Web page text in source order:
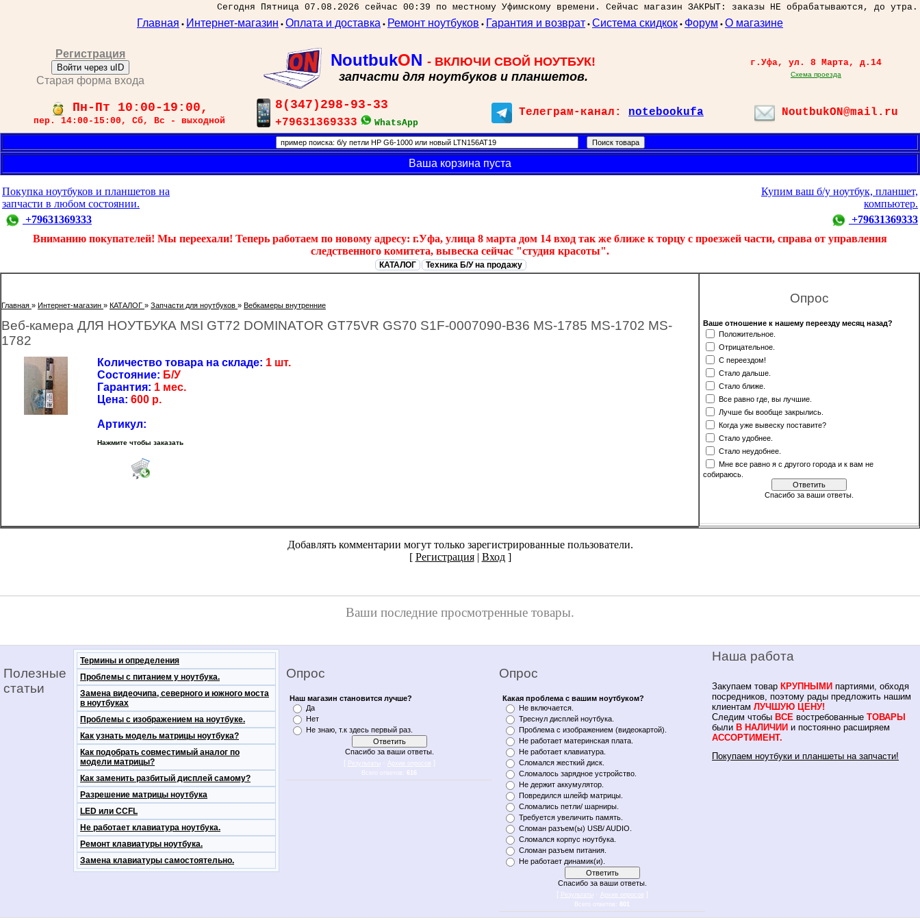
Сегодня Пятница 07.08.2026 сейчас 00:39 по местному Уфимскому времени. Сейчас магазин ЗАКРЫТ: заказы НЕ обрабатываются, до утра.
Главная • Интернет-магазин • Оплата и доставка • Ремонт ноутбуков • Гарантия и возврат • Система скидкок • Форум • О магазине
Регистрация
Войти через uID
Старая форма входа
NoutbukON - ВКЛЮЧИ СВОЙ НОУТБУК!
запчасти для ноутбуков и планшетов.
г.Уфа, ул. 8 Марта, д.14
Схема проезда
Пн-Пт 10:00-19:00,
пер. 14:00-15:00, Сб, Вс - выходной
8(347)298-93-33
+79631369333 WhatsApp
Телеграм-канал: notebookufa NoutbukON@mail.ru
Ваша корзина пуста
Покупка ноутбуков и планшетов на
запчасти в любом состоянии.
+79631369333
Купим ваш б/у ноутбук, планшет,
компьютер.
+79631369333
Вниманию покупателей! Мы переехали! Теперь работаем по новому адресу: г.Уфа, улица 8 марта дом 14 вход так же ближе к торцу с проезжей части, справа от управления
следственного комитета, вывеска сейчас "студия красоты".
КАТАЛОГ Техника Б/У на продажу
Главная » Интернет-магазин » КАТАЛОГ » Запчасти для ноутбуков » Вебкамеры внутренние
Веб-камера ДЛЯ НОУТБУКА MSI GT72 DOMINATOR GT75VR GS70 S1F-0007090-B36 MS-1785 MS-1702 MS-
1782
Количество товара на складе: 1 шт.
Состояние: Б/У
Гарантия: 1 мес.
Цена: 600 р.
Артикул:
Нажмите чтобы заказать
Опрос
Ваше отношение к нашему переезду месяц назад?
Положительное.
Отрицательное.
С переездом!
Стало дальше.
Стало ближе.
Все равно где, вы лучшие.
Лучше бы вообще закрылись.
Когда уже вывеску поставите?
Стало удобнее.
Стало неудобнее.
Мне все равно я с другого города и к вам не
собираюсь.
Спасибо за ваши ответы.
Добавлять комментарии могут только зарегистрированные пользователи.
[ Регистрация| Вход]
Ваши последние просмотренные товары.
Полезные
статьи
Термины и определения
Проблемы с питанием у ноутбука.
Замена видеочипа, северного и южного моста
в ноутбуках
Проблемы с изображением на ноутбуке.
Как узнать модель матрицы ноутбука?
Как подобрать совместимый аналог по
модели матрицы?
Как заменить разбитый дисплей самому?
Разрешение матрицы ноутбука
LED или CCFL
Не работает клавиатура ноутбука.
Ремонт клавиатуры ноутбука.
Замена клавиатуры самостоятельно.
Опрос
Наш магазин становится лучше?
Да
Нет
Не знаю, т.к здесь первый раз.
Спасибо за ваши ответы.
616
Опрос
Какая проблема с вашим ноутбуком?
Не включается.
Треснул дисплей ноутбука.
Проблема с изображением (видеокартой).
Не работает материнская плата.
Не работает клавиатура.
Сломался жесткий диск.
Сломалось зарядное устройство.
Не держит аккумулятор.
Повредился шлейф матрицы.
Сломались петли/ шарниры.
Требуется увеличить память.
Сломан разъем(ы) USB/ AUDIO.
Сломался корпус ноутбука.
Сломан разъем питания.
Не работает динамик(и).
Спасибо за ваши ответы.
801
Наша работа
Закупаем товар КРУПНЫМИ партиями, обходя
посредников, поэтому рады предложить нашим
клиентам ЛУЧШУЮ ЦЕНУ!
Следим чтобы ВСЕ востребованные ТОВАРЫ
были В НАЛИЧИИ и постоянно расширяем
АССОРТИМЕНТ.
Покупаем ноутбуки и планшеты на запчасти!